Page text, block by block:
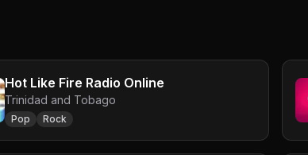
Hot Like Fire Radio Online
Trinidad and Tobago
Pop Rock